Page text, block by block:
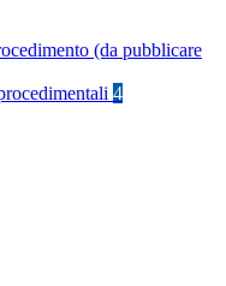
(da pubblicare
4